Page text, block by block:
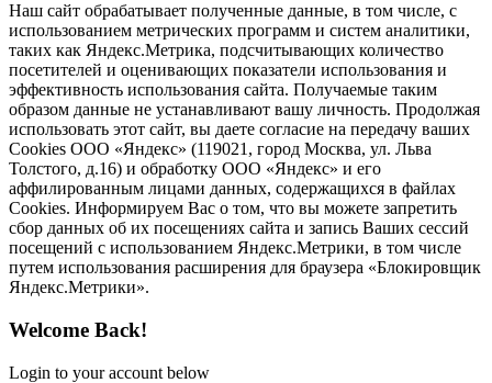
Наш сайт обрабатывает полученные данные, в том числе, с
использованием метрических программ и систем аналитики,
таких как Яндекс.Метрика, подсчитывающих количество
посетителей и оценивающих показатели использования и
эффективность использования сайта. Получаемые таким
образом данные не устанавливают вашу личность. Продолжая
использовать этот сайт, вы даете согласие на передачу ваших
Cookies ООО «Яндекс» (119021, город Москва, ул. Льва
Толстого, д.16) и обработку ООО «Яндекс» и его
аффилированным лицами данных, содержащихся в файлах
Cookies. Информируем Вас о том, что вы можете запретить
сбор данных об их посещениях сайта и запись Ваших сессий
посещений с использованием Яндекс.Метрики, в том числе
путем использования расширения для браузера «Блокировщик
Яндекс.Метрики».
Welcome Back!
Login to your account below